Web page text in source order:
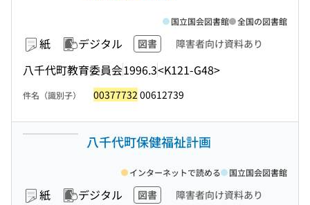
紙 デジタル 図書 障害者向け資料あり
八千代町教育委員会1996.3<K121-G48>
国立国会図書館 全国の図書館
件名（識別子） 00377732 00612739
八千代町保健福祉計画
紙 デジタル 図書 障害者向け資料あり
インターネットで読める 国立国会図書館